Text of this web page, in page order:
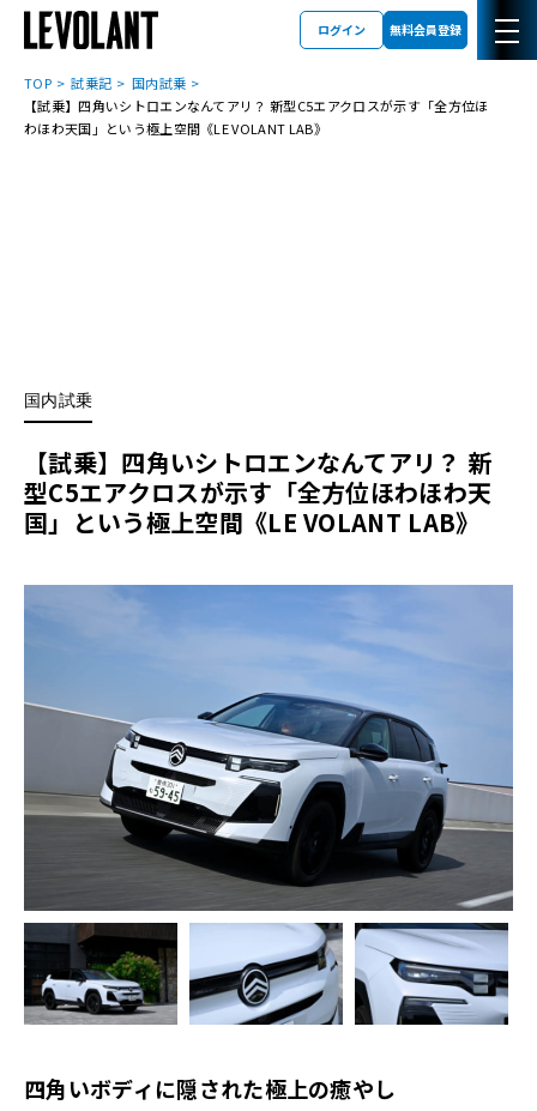
ログイン 無料会員登録
TOP 試乗記
国内試乗
【試乗】四角いシトロエンなんてアリ？ 新型C5エアクロスが示す「全方位ほ
わほわ天国」という極上空間《LE VOLANT LAB》
国内試乗
【試乗】四角いシトロエンなんてアリ？ 新
型C5エアクロスが示す「全方位ほわほわ天
国」という極上空間《LE VOLANT LAB》
四角いボディに隠された極上の癒やし